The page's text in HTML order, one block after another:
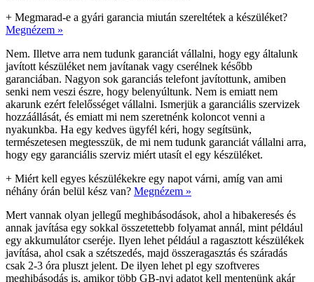
+ Megmarad-e a gyári garancia miután szereltétek a készüléket?
Megnézem »
Nem. Illetve arra nem tudunk garanciát vállalni, hogy egy általunk
javított készüléket nem javítanak vagy cserélnek később
garanciában. Nagyon sok garanciás telefont javítottunk, amiben
senki nem veszi észre, hogy belenyúltunk. Nem is emiatt nem
akarunk ezért felelősséget vállalni. Ismerjük a garanciális szervizek
hozzáállását, és emiatt mi nem szeretnénk koloncot venni a
nyakunkba. Ha egy kedves ügyfél kéri, hogy segítsünk,
természetesen megtesszük, de mi nem tudunk garanciát vállalni arra,
hogy egy garanciális szerviz miért utasít el egy készüléket.
+ Miért kell egyes készülékekre egy napot várni, amíg van ami
néhány órán belül kész van? Megnézem »
Mert vannak olyan jellegű meghibásodások, ahol a hibakeresés és
annak javítása egy sokkal összetettebb folyamat annál, mint például
egy akkumulátor cseréje. Ilyen lehet például a ragasztott készülékek
javítása, ahol csak a szétszedés, majd összeragasztás és száradás
csak 2-3 óra pluszt jelent. De ilyen lehet pl egy szoftveres
meghibásodás is, amikor több GB-nyi adatot kell mentenünk akár